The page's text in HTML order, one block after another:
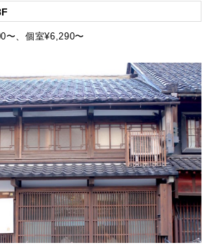
〜、個室¥6,290〜